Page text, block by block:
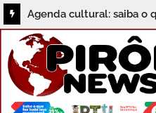
Agenda cultural: saiba o
neste sábado